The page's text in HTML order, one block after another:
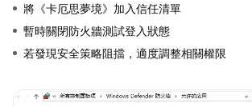
將《卡厄思夢境》加入信任清單
暫時關閉防火牆測試登入狀態
若發現安全策略阻擋，適度調整相關權限